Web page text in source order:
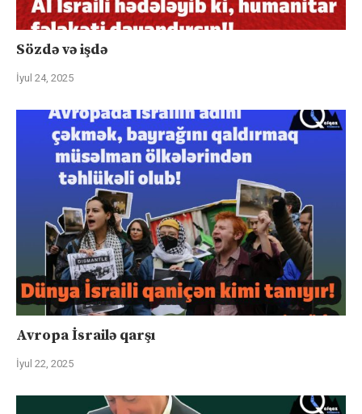
Sözdə və işdə
İyul 24, 2025
Avropa İsrailə qarşı
İyul 22, 2025